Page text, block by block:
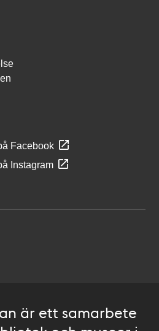
Facebook
Instagram
är ett samarbete